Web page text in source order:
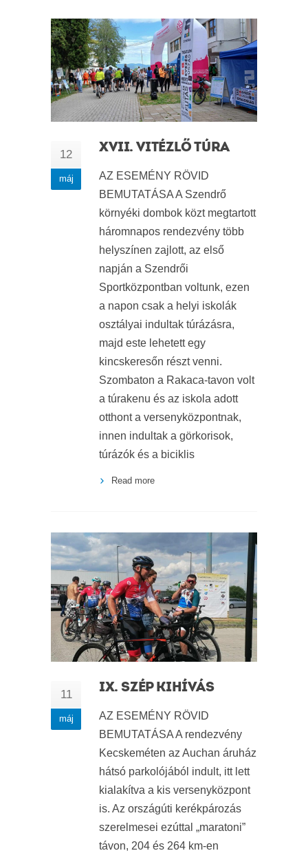
12
máj
XVII. VITÉZLŐ TÚRA
AZ ESEMÉNY RÖVID
BEMUTATÁSA A Szendrő
környéki dombok közt megtartott
háromnapos rendezvény több
helyszínen zajlott, az első
napján a Szendrői
Sportközpontban voltunk, ezen
a napon csak a helyi iskolák
osztályai indultak túrázásra,
majd este lehetett egy
kincskeresőn részt venni.
Szombaton a Rakaca-tavon volt
a túrakenu és az iskola adott
otthont a versenyközpontnak,
innen indultak a görkorisok,
túrázók és a biciklis
Read more
11
máj
IX. SZÉP KIHÍVÁS
AZ ESEMÉNY RÖVID
BEMUTATÁSA A rendezvény
Kecskeméten az Auchan áruház
hátsó parkolójából indult, itt lett
kialakítva a kis versenyközpont
is. Az országúti kerékpározás
szerelmesei ezúttal „maratoni”
távon, 204 és 264 km-en